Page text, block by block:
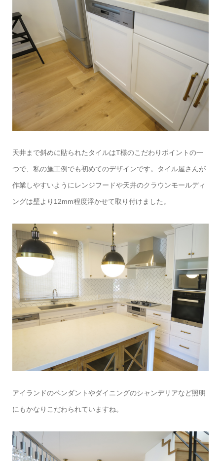
天井まで斜めに貼られたタイルはT様のこだわりポイントの一
つで、私の施工例でも初めてのデザインです。タイル屋さんが
作業しやすいようにレンジフードや天井のクラウンモールディ
ングは壁より12mm程度浮かせて取り付けました。
アイランドのペンダントやダイニングのシャンデリアなど照明
にもかなりこだわられていますね。